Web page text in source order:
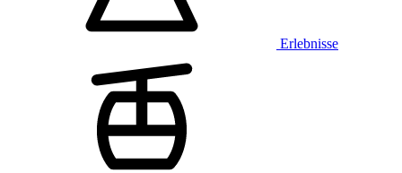
Erlebnisse